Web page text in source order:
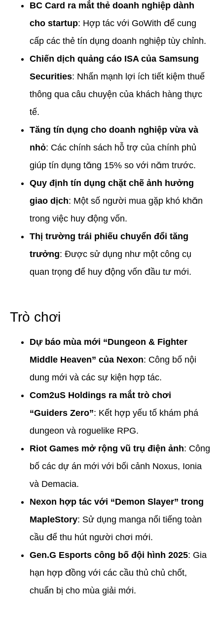
BC Card ra mắt thẻ doanh nghiệp dành
cho startup: Hợp tác với GoWith để cung
cấp các thẻ tín dụng doanh nghiệp tùy chỉnh.
Chiến dịch quảng cáo ISA của Samsung
Securities: Nhấn mạnh lợi ích tiết kiệm thuế
thông qua câu chuyện của khách hàng thực
tế.
Tăng tín dụng cho doanh nghiệp vừa và
nhỏ: Các chính sách hỗ trợ của chính phủ
giúp tín dụng tăng 15% so với năm trước.
Quy định tín dụng chặt chẽ ảnh hưởng
giao dịch: Một số người mua gặp khó khăn
trong việc huy động vốn.
Thị trường trái phiếu chuyển đổi tăng
trưởng: Được sử dụng như một công cụ
quan trọng để huy động vốn đầu tư mới.
Trò chơi
Dự báo mùa mới “Dungeon & Fighter
Middle Heaven” của Nexon: Công bố nội
dung mới và các sự kiện hợp tác.
Com2uS Holdings ra mắt trò chơi
“Guiders Zero”: Kết hợp yếu tố khám phá
dungeon và roguelike RPG.
Riot Games mở rộng vũ trụ điện ảnh: Công
bố các dự án mới với bối cảnh Noxus, Ionia
và Demacia.
Nexon hợp tác với “Demon Slayer” trong
MapleStory: Sử dụng manga nổi tiếng toàn
cầu để thu hút người chơi mới.
Gen.G Esports công bố đội hình 2025: Gia
hạn hợp đồng với các cầu thủ chủ chốt,
chuẩn bị cho mùa giải mới.